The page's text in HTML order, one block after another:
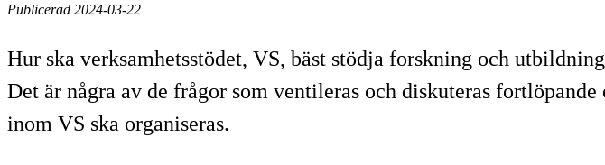
Publicerad 2024-03-22
Hur ska verksamhetsstödet, VS, bäst stödja forskning och
Det är några av de frågor som ventileras och diskuteras
inom VS ska organiseras.